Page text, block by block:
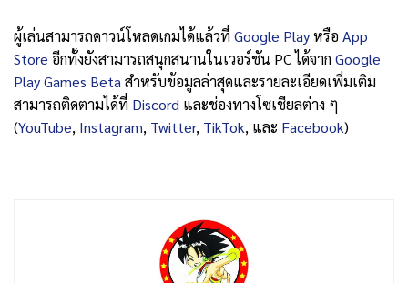
ผู้เล่นสามารถดาวน์โหลดเกมได้แล้วที่ Google Playหรือ App
Store อีกทั้งยังสามารถสนุกสนานในเวอร์ชัน PC ได้จาก Google
Play Games Betaสำหรับข้อมูลล่าสุดและรายละเอียดเพิ่มเติม
สามารถติดตามได้ที่ Discord และช่องทางโซเชียลต่าง ๆ
(YouTube, Instagram, Twitter, TikTok, และ Facebook)